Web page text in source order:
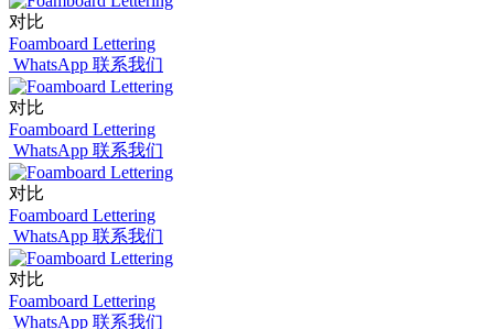
对比
Foamboard Lettering
WhatsApp 联系我们
对比
Foamboard Lettering
WhatsApp 联系我们
对比
Foamboard Lettering
WhatsApp 联系我们
对比
Foamboard Lettering
WhatsApp 联系我们